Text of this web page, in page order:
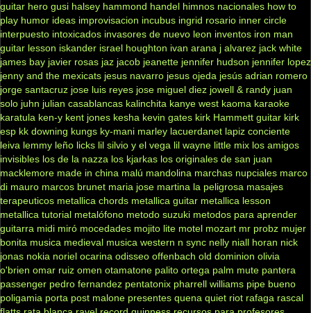
guitar hero gusi halsey hammond handel himnos nacionales how to
play humor ideas improvisacion incubus ingrid rosario inner circle
interpuesto intoxicados invasores de nuevo leon inventos iron man
guitar lesson iskander israel houghton ivan arana j alvarez jack white
james bay javier rosas jaz jacob jeanette jennifer hudson jennifer lopez
jenny and the mexicats jesus navarro jesus ojeda jesús adrian romero
jorge santacruz jose luis reyes jose miguel diez jowell & randy juan
solo juhn julian casablancas kalinchita kanye west kaoma karaoke
karatula ken-y kent jones kesha kevin gates kirk Hammett guitar kirk
esp kk downing kungs ky-mani marley lacuerdanet lapiz conciente
leiva lemmy leño licks lil silvio y el vega lil wayne little mix los amigos
invisibles los de la nazza los kjarkas los originales de san juan
macklemore made in china malú mandolina marchas nupciales marco
di mauro marcos brunet maria jose martina la peligrosa masajes
terapeuticos metallica chords metallica guitar metallica lesson
metallica tutorial metalófono metodo suzuki metodos para aprender
guitarra midi miró mocedades mojito lite motel mozart mr probz mujer
bonita musica medieval musica western n sync nelly niall horan nick
jonas nokia noriel ocarina odisseo offenbach old dominion olivia
o'brien omar ruiz omen otamatone palito ortega palm mute pantera
passenger pedro fernandez pentatonix pharrell williams pipe bueno
poligamia porta post malone presentes quena quiet riot rafaga rascal